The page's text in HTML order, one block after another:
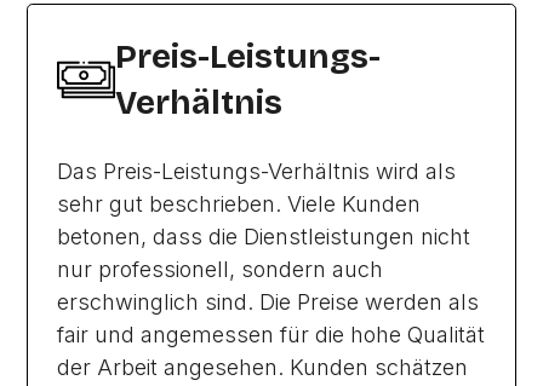
Preis-Leistungs-
Verhältnis
Das Preis-Leistungs-Verhältnis wird als
sehr gut beschrieben. Viele Kunden
betonen, dass die Dienstleistungen nicht
nur professionell, sondern auch
erschwinglich sind. Die Preise werden als
fair und angemessen für die hohe Qualität
der Arbeit angesehen. Kunden schätzen